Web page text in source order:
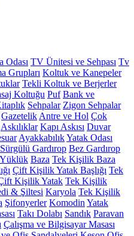
Odası TV Ünitesi ve Sehpası Tv
Grupları Koltuk ve Kanepeler
Tekli Koltuk ve Berjerler
Koltuğu Puf Bank ve
Sehpalar Zigon Sehpalar
Gazetelik Antre ve Hol Çok
Askılıklar Kapı Askısı Duvar
AyakkabılıkYatak Odası
Sürgülü Gardırop Bez Gardırop
Yüklük Baza Tek Kişilik Baza
Çift Kişilik Yatak Başlığı Tek
Kişilik Yatak Tek Kişilik
& Şiltesi Karyola Tek Kişilik
Şifonyerler Komodin Yatak
Takı Dolabı Sandık Paravan
Çalışma ve Bilgisayar Masası